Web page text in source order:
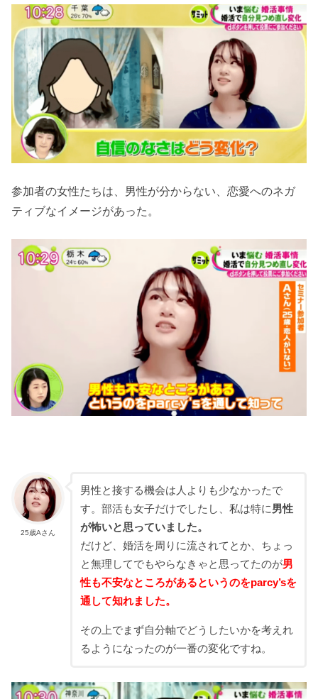
参加者の女性たちは、男性が分からない、恋愛へのネガ
ティブなイメージがあった。
25歳Aさん
男性と接する機会は人よりも少なかったで
す。部活も女子だけでしたし、私は特に男性
が怖いと思っていました。
だけど、婚活を周りに流されてとか、ちょっ
と無理してでもやらなきゃと思ってたのが男
性も不安なところがあるというのをparcy’sを
通して知れました。
その上でまず自分軸でどうしたいかを考えれ
るようになったのが一番の変化ですね。